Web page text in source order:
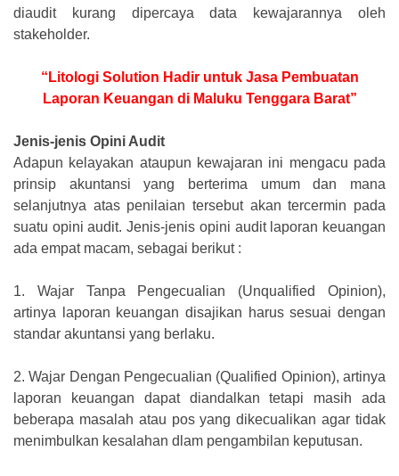
diaudit kurang dipercaya data kewajarannya oleh
stakeholder.
“Litologi Solution Hadir untuk Jasa Pembuatan
Laporan Keuangan di Maluku Tenggara Barat”
Jenis-jenis Opini Audit
Adapun kelayakan ataupun kewajaran ini mengacu pada
prinsip akuntansi yang berterima umum dan mana
selanjutnya atas penilaian tersebut akan tercermin pada
suatu opini audit. Jenis-jenis opini audit laporan keuangan
ada empat macam, sebagai berikut :
1.
Wajar Tanpa Pengecualian (Unqualified Opinion),
artinya laporan keuangan disajikan harus sesuai dengan
standar akuntansi yang berlaku.
2. Wajar Dengan Pengecualian (Qualified Opinion), artinya
laporan keuangan dapat diandalkan tetapi masih ada
beberapa masalah atau pos yang dikecualikan agar tidak
menimbulkan kesalahan dlam pengambilan keputusan.